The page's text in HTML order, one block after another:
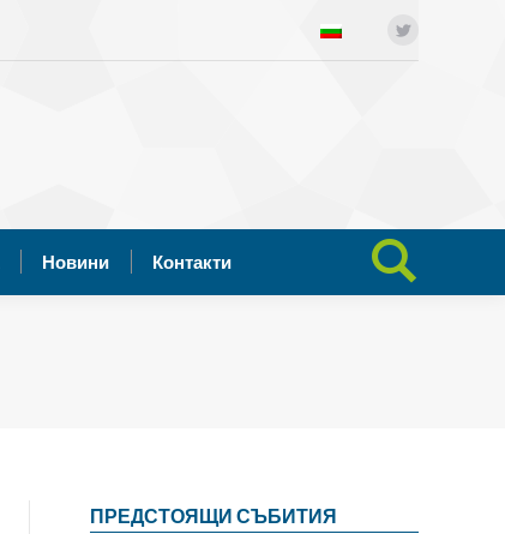
Новини Контакти Search:
ПРЕДСТОЯЩИ СЪБИТИЯ
Search: